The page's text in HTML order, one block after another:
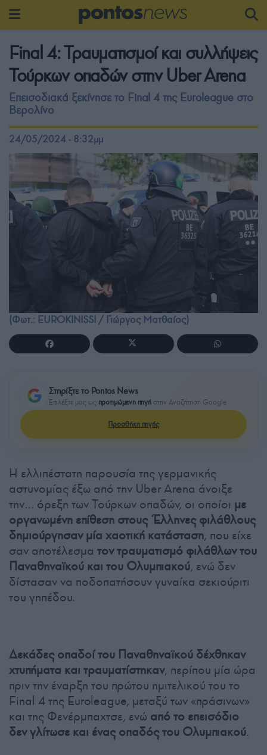
Final 4: Τραυματισμοί και συλλήψεις
Τούρκων οπαδών στην Uber Arena
Επεισοδιακά ξεκίνησε το Final 4 της Euroleague στο
Βερολίνο
24/05/2024 - 8:32μμ
(Φωτ.: EUROKINISSI / Γιώργος Ματθαίος)
Στηρίξτε το Pontos News
Επιλέξτε μας ως προτιμώμενη πηγή στην Αναζήτηση Google
Προσθήκη πηγής
H ελλιπέστατη παρουσία της γερμανικής
αστυνομίας έξω από την Uber Arena άνοιξε
την… όρεξη των Τούρκων οπαδών, οι οποίοι με
οργανωμένη επίθεση στους Έλληνες φιλάθλους
δημιούργησαν μία χαοτική κατάσταση, που είχε
σαν αποτέλεσμα τον τραυματισμό φιλάθλων του
Παναθηναϊκού και του Ολυμπιακού, ενώ δεν
δίστασαν να ποδοπατήσουν γυναίκα σεκιούριτι
του γηπέδου.
Δεκάδες οπαδοί του Παναθηναϊκού δέχθηκαν
χτυπήματα και τραυματίστηκαν, περίπου μία ώρα
πριν την έναρξη του πρώτου ημιτελικού του το
Final 4 της Euroleague, μεταξύ των «πράσινων»
και της Φενέρμπαχτσε, ενώ από το επεισόδιο
δεν γλίτωσε και ένας οπαδός του Ολυμπιακού.